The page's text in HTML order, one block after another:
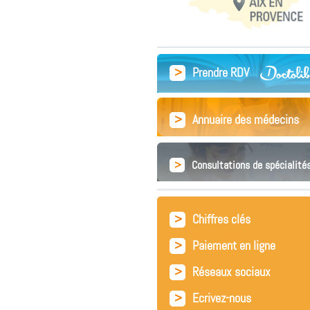
> Prendre RDV
> Annuaire des médecins
> Consultations de
>
Chiffres clés
>
Paiement en ligne
>
Réseaux sociaux
>
Ecrivez-nous